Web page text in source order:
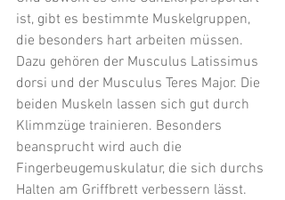
ist, gibt es bestimmte Muskelgruppen,
die besonders hart arbeiten müssen.
Dazu gehören der Musculus Latissimus
dorsi und der Musculus Teres Major. Die
beiden Muskeln lassen sich gut durch
Klimmzüge trainieren. Besonders
beansprucht wird auch die
Fingerbeugemuskulatur, die sich durchs
Halten am Griffbrett verbessern lässt.